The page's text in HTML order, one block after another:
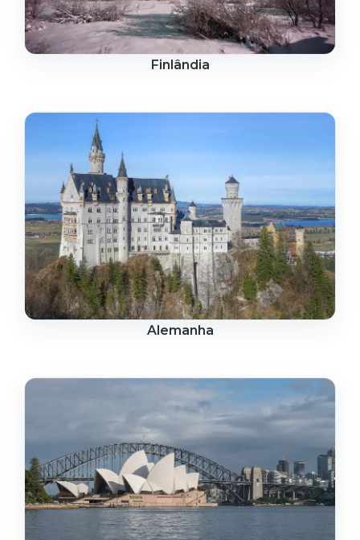
Finlândia
Alemanha